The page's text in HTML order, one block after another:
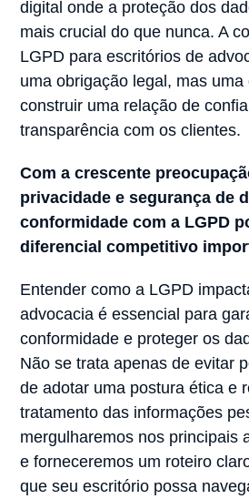
digital onde a proteção dos
mais crucial do que nunca. A
LGPD para escritórios de
uma obrigação legal, mas
construir uma relação de
transparência com os clientes.
Com a crescente
privacidade e segurança de
conformidade com a LGPD
diferencial competitivo
Entender como a LGPD
advocacia é essencial para
conformidade e proteger os
Não se trata apenas de evitar
de adotar uma postura ética e
tratamento das informações
mergulharemos nos principais
e forneceremos um roteiro
que seu escritório possa